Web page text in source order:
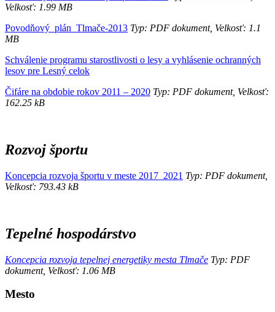
Velkosť: 1.99 MB
Povodňový_plán_Tlmače-2013 Typ: PDF dokument, Velkosť: 1.1
MB
Schválenie programu starostlivosti o lesy a vyhlásenie ochranných
lesov pre Lesný celok
Čifáre na obdobie rokov 2011 – 2020 Typ: PDF dokument, Velkosť:
162.25 kB
Rozvoj športu
Koncepcia rozvoja športu v meste 2017_2021 Typ: PDF dokument,
Velkosť: 793.43 kB
Tepelné hospodárstvo
Koncepcia rozvoja tepelnej energetiky mesta Tlmače Typ: PDF
dokument, Velkosť: 1.06 MB
Mesto